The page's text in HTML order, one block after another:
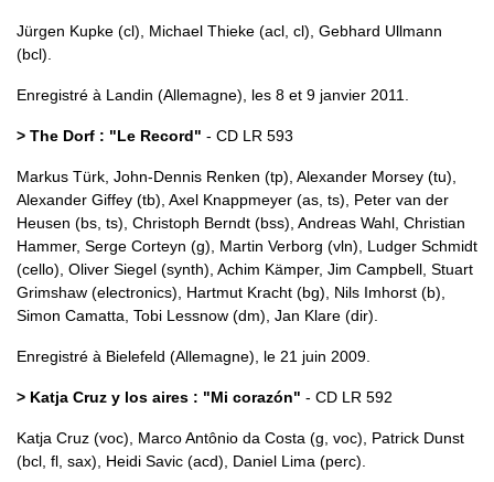
Jürgen Kupke (cl), Michael Thieke (acl, cl), Gebhard Ullmann
(bcl).
Enregistré à Landin (Allemagne), les 8 et 9 janvier 2011.
> The Dorf : "Le Record" - CD LR 593
Markus Türk, John-Dennis Renken (tp), Alexander Morsey (tu),
Alexander Giffey (tb), Axel Knappmeyer (as, ts), Peter van der
Heusen (bs, ts), Christoph Berndt (bss), Andreas Wahl, Christian
Hammer, Serge Corteyn (g), Martin Verborg (vln), Ludger Schmidt
(cello), Oliver Siegel (synth), Achim Kämper, Jim Campbell, Stuart
Grimshaw (electronics), Hartmut Kracht (bg), Nils Imhorst (b),
Simon Camatta, Tobi Lessnow (dm), Jan Klare (dir).
Enregistré à Bielefeld (Allemagne), le 21 juin 2009.
> Katja Cruz y los aires : "Mi corazón" - CD LR 592
Katja Cruz (voc), Marco Antônio da Costa (g, voc), Patrick Dunst
(bcl, fl, sax), Heidi Savic (acd), Daniel Lima (perc).